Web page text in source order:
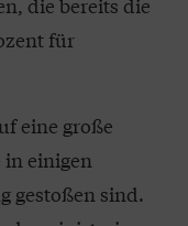
für
eine große
in einigen
gestoßen sind.